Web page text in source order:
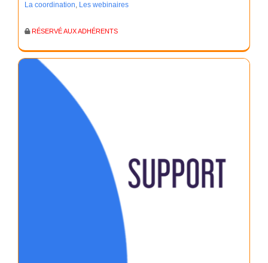
La coordination, Les webinaires
RÉSERVÉ AUX ADHÉRENTS